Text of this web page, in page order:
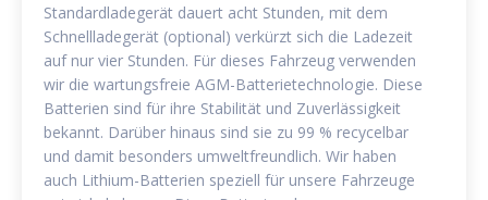
Standardladegerät dauert acht Stunden, mit dem
Schnellladegerät (optional) verkürzt sich die Ladezeit
auf nur vier Stunden. Für dieses Fahrzeug verwenden
wir die wartungsfreie AGM-Batterietechnologie. Diese
Batterien sind für ihre Stabilität und Zuverlässigkeit
bekannt. Darüber hinaus sind sie zu 99 % recycelbar
und damit besonders umweltfreundlich. Wir haben
auch Lithium-Batterien speziell für unsere Fahrzeuge